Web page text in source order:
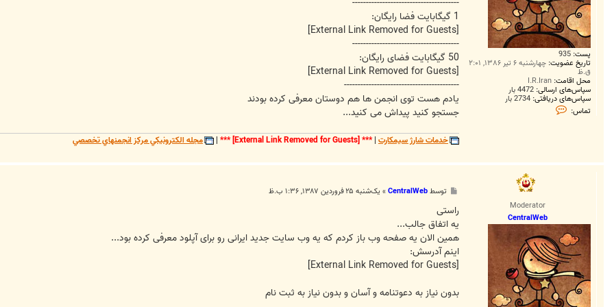
پست: 935
تاریخ عضویت: چهارشنبه ۶ تیر ۱۳۸۶, ۲:۰۱
ق.ظ
محل اقامت:
سپاس‌های ارسالی: 4472 بار
سپاس‌های دریافتی: 2734 بار
تماس:
ت
n
t
b
1 گیگابایت فضا رایگان:
[External Link Removed for Guests]
---------------------------------------
50 گیگابایت فضای رایگان:
[External Link Removed for Guests]
------------------------------------------
یادم هست توی انجمن ها هم دوستان معرفی کرده بودند
جستجو کنید پیداش می کنید...
خدمات شارژ سيمکارت |
***
[External Link Removed for Guests]
***
|
مجله الکترونيکي مرکز انجمنهاي تخصصي
Moderator
CentralWeb
ت
توسطCentralWeb
» یک‌شنبه ۲۵ فروردین ۱۳۸۷, ۱:۳۶ ب.ظ
راستی
یه اتفاق جالب...
همین الان یه صفحه وب باز کردم که یه وب سایت جدید ایرانی رو برای آپلود معرفی کرده بود...
اینم آدرسش:
[External Link Removed for Guests]
بدون نیاز به دعوتنامه و آسان و بدون نیاز به ثبت نام